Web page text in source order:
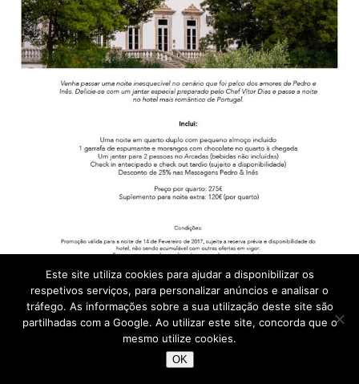
São Valentim na Quinta das Lágrimas – DR
Mais informação sobre o Hotel da Quinta das Lágrimas aqui
Este site utiliza cookies para ajudar a disponibilizar os
respetivos serviços, para personalizar anúncios e analisar o
tráfego. As informações sobre a sua utilização deste site são
partilhadas com a Google. Ao utilizar este site, concorda que o
mesmo utilize cookies.
OK